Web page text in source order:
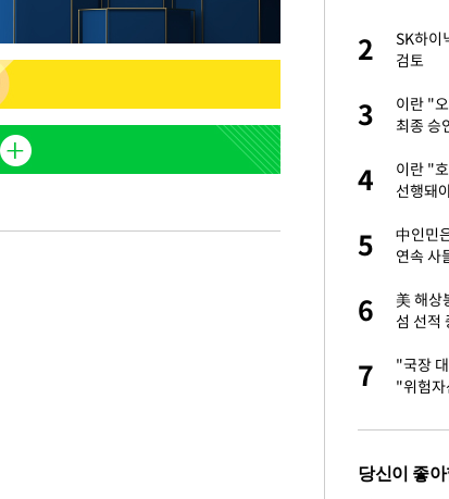
2
"손 떨림 포착"…카라 한승연, 건강 괜찮나
팬들 '걱정'
3 용산어린이정원 앞 즐비한 근조화환, 왜?
4
차가원 "○○○ 까면 주변 다 죽어"…전세금
5
유혜정, 자궁적출 수술 고백 "여성성을 잃는
2
SK하이
검토
3
이란 "
최종 승
4
이란 "
선행돼
5
中인민
연속 사
6
美 해상
섬 선적
7
"국장
"위험자